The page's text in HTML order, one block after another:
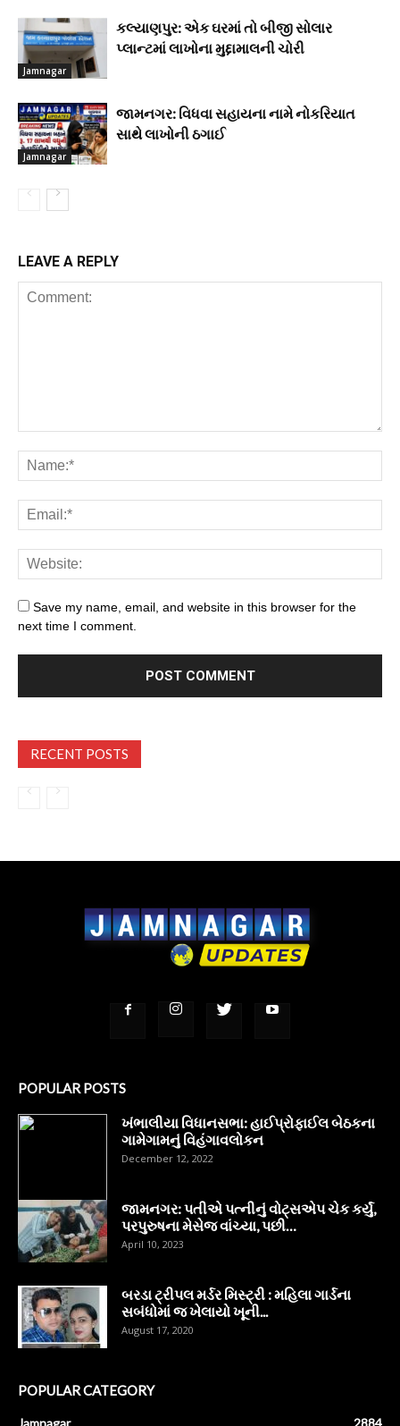
Jamnagar
કલ્યાણપુર: એક ઘરમાં તો બીજી સોલાર
પ્લાન્ટમાં લાખોના મુદ્દામાલની ચોરી
Jamnagar
જામનગર: વિધવા સહાયના નામે નોકરિયાત
સાથે લાખોની ઠગાઈ
LEAVE A REPLY
Save my name, email, and website in this browser for the
next time I comment.
RECENT POSTS
POPULAR POSTS
ખંભાલીયા વિધાનસભા: હાઈપ્રોફાઈલ બેઠકના
ગામેગામનું વિહંગાવલોકન
December 12, 2022
જામનગર: પતીએ પત્નીનું વોટ્સએપ ચેક કર્યું,
પરપુરુષના મેસેજ વાંચ્યા, પછી…
April 10, 2023
બરડા ટ્રીપલ મર્ડર મિસ્ટ્રી : મહિલા ગાર્ડના
સબંધોમાં જ ખેલાયો ખૂની...
August 17, 2020
POPULAR CATEGORY
Jamnagar 2884